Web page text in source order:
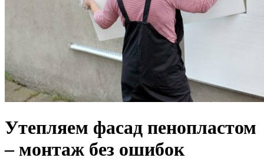
Утепляем фасад пенопластом
– монтаж без ошибок